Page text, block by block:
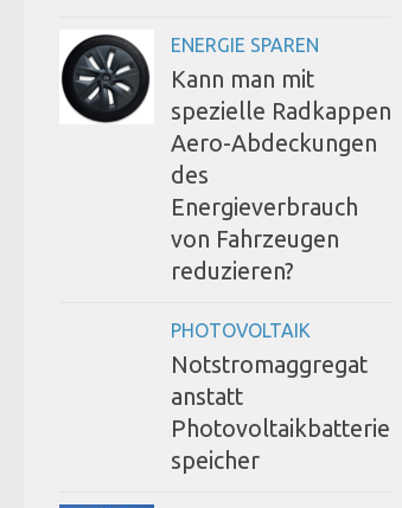
ENERGIE SPAREN
Kann man mit
spezielle Radkappen
Aero-Abdeckungen
des
Energieverbrauch
von Fahrzeugen
reduzieren?
PHOTOVOLTAIK
Notstromaggregat
anstatt
Photovoltaikbatterie
speicher